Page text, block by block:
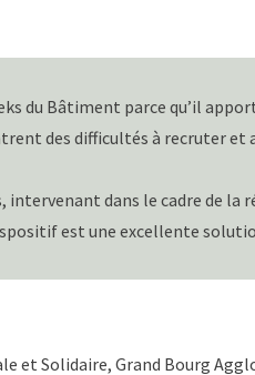
du Bâtiment parce qu’il
des difficultés à recruter et
dans le cadre de la
est une excellente
et Solidaire, Grand Bourg